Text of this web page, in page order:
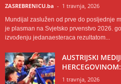
ZASREBRENICU.ba - 1 travnja, 2026
Mundijal zaslužen od prve do posljednje
je plasman na Svjetsko prvenstvo 2026.
izvođenju jedanaesteraca rezultatom...
AUSTRIJSKI
1 travnja, 2026